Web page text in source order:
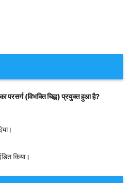
परसर्ग (विभक्ति चिह्न) प्रयुक्त हुआ है?
किया।